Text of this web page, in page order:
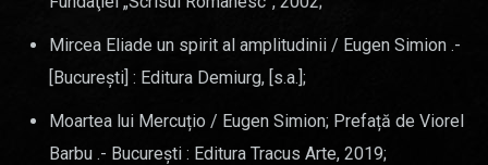
Mircea Eliade un spirit al amplitudinii / Eugen Simion .-
[Bucureşti] : Editura Demiurg, [s.a.];
Moartea lui Mercuțio / Eugen Simion; Prefață de Viorel
Barbu .- Bucureşti : Editura Tracus Arte, 2019;